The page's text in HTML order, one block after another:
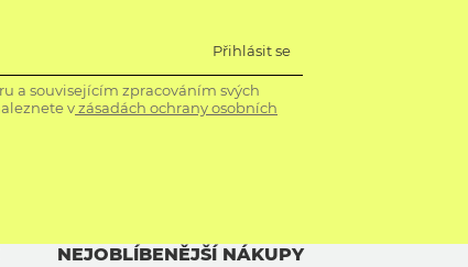
Přihlásit se
a souvisejícím zpracováním svých
vzásadách ochrany osobních
NEJOBLÍBENĚJŠÍ NÁKUPY